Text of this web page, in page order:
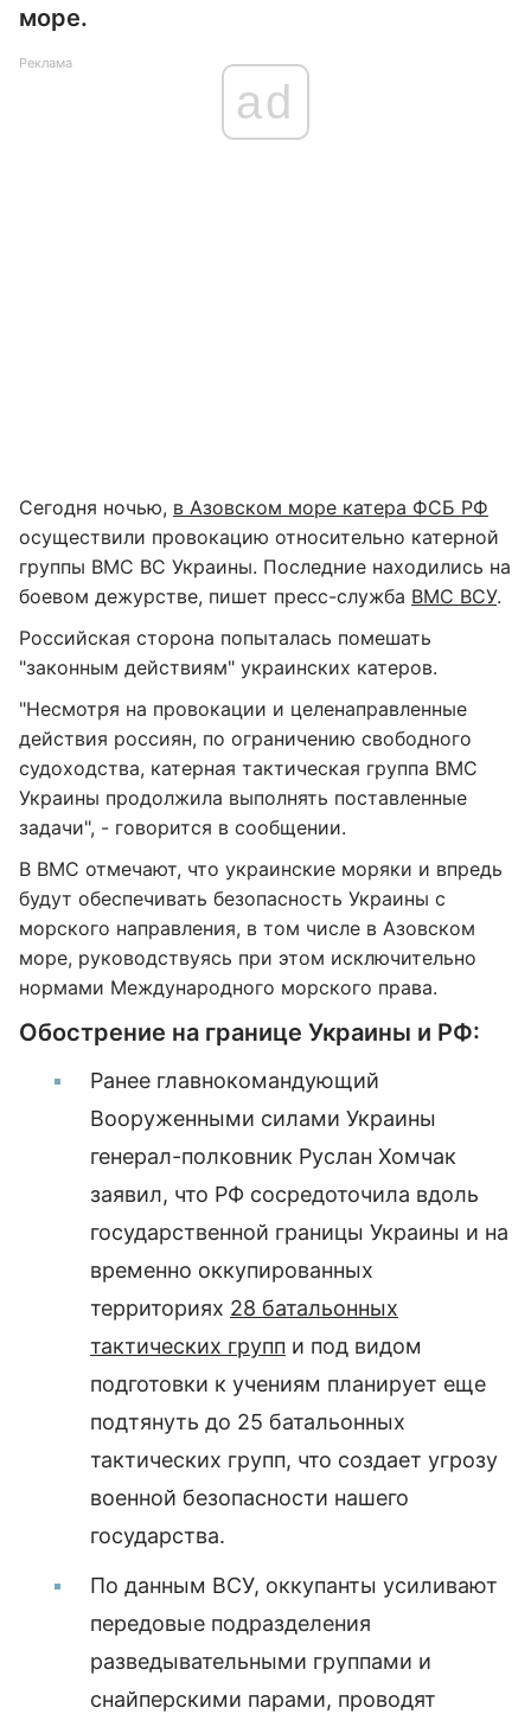
море.
Реклама
ad
Сегодня ночью, в Азовском море катера ФСБ РФ
осуществили провокацию относительно катерной
группы ВМС ВС Украины. Последние находились на
боевом дежурстве, пишет пресс-служба ВМС ВСУ.
Российская сторона попыталась помешать
"законным действиям" украинских катеров.
"Несмотря на провокации и целенаправленные
действия россиян, по ограничению свободного
судоходства, катерная тактическая группа ВМС
Украины продолжила выполнять поставленные
задачи", - говорится в сообщении.
В ВМС отмечают, что украинские моряки и впредь
будут обеспечивать безопасность Украины с
морского направления, в том числе в Азовском
море, руководствуясь при этом исключительно
нормами Международного морского права.
Обострение на границе Украины и РФ:
Ранее главнокомандующий
Вооруженными силами Украины
генерал-полковник Руслан Хомчак
заявил, что РФ сосредоточила вдоль
государственной границы Украины и на
временно оккупированных
территориях 28 батальонных
тактических групп и под видом
подготовки к учениям планирует еще
подтянуть до 25 батальонных
тактических групп, что создает угрозу
военной безопасности нашего
государства.
По данным ВСУ, оккупанты усиливают
передовые подразделения
разведывательными группами и
снайперскими парами, проводят